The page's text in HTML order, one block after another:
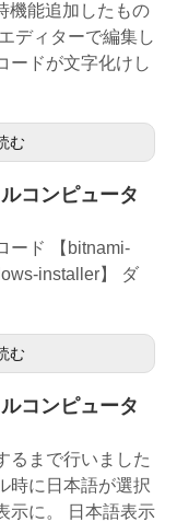
能追加したもの
ディターで編集し
ードが文字化けし
む
コンピュータ
ド 【bitnami-
installer】 ダ
む
コンピュータ
るまで行いました
時に日本語が選択
示に。 日本語表示